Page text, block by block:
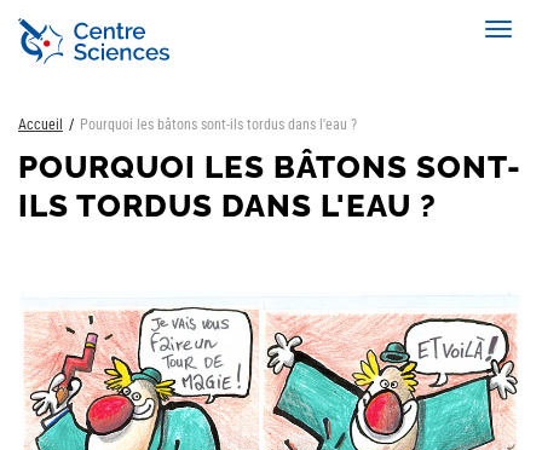
Aller
contenu
Accueil Pourquoi les bâtons sont-ils tordus dans l'eau ?
POURQUOI LES BÂTONS SONT-
ILS TORDUS DANS L'EAU ?